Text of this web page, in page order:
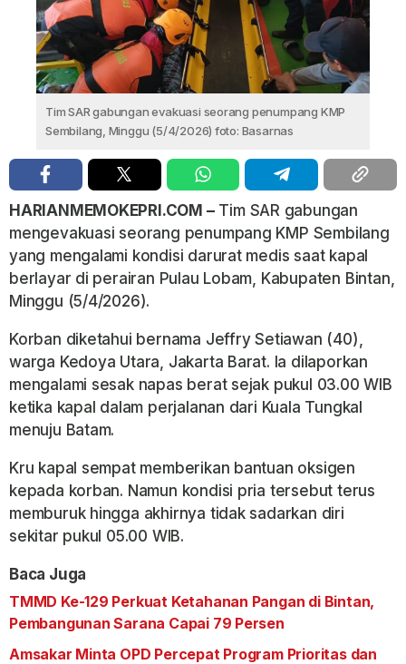
Tim SAR gabungan evakuasi seorang penumpang KMP
Sembilang, Minggu (5/4/2026) foto: Basarnas
HARIANMEMOKEPRI.COM –Tim SAR gabungan
mengevakuasi seorang penumpang KMP Sembilang
yang mengalami kondisi darurat medis saat kapal
berlayar di perairan Pulau Lobam, Kabupaten Bintan,
Minggu (5/4/2026).
Korban diketahui bernama Jeffry Setiawan (40),
warga Kedoya Utara, Jakarta Barat. Ia dilaporkan
mengalami sesak napas berat sejak pukul 03.00 WIB
ketika kapal dalam perjalanan dari Kuala Tungkal
menuju Batam.
Kru kapal sempat memberikan bantuan oksigen
kepada korban. Namun kondisi pria tersebut terus
memburuk hingga akhirnya tidak sadarkan diri
sekitar pukul 05.00 WIB.
Baca Juga
TMMD Ke-129 Perkuat Ketahanan Pangan di Bintan,
Pembangunan Sarana Capai 79 Persen
Amsakar Minta OPD Percepat Program Prioritas dan